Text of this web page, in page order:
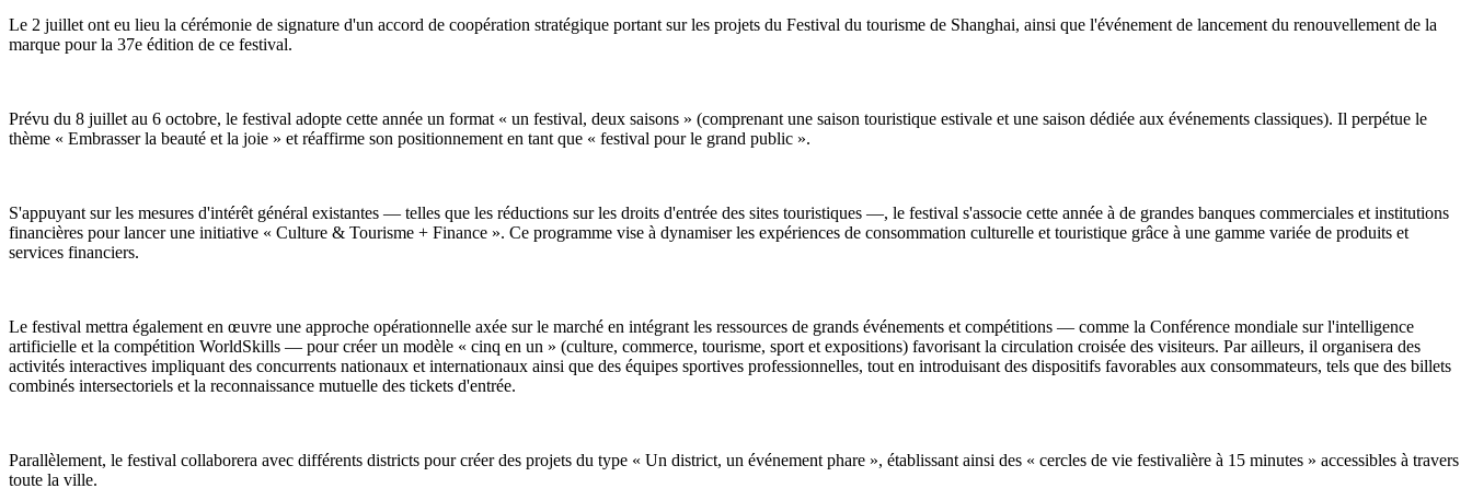
Le 2 juillet ont eu lieu la cérémonie de signature d'un accord de coopération stratégique portant sur les projets du Festival du tourisme de Shanghai, ainsi que l'événement de lancement du renouvellement de la
marque pour la 37e édition de ce festival.
Prévu du 8 juillet au 6 octobre, le festival adopte cette année un format « un festival, deux saisons » (comprenant une saison touristique estivale et une saison dédiée aux événements classiques). Il perpétue le
thème « Embrasser la beauté et la joie » et réaffirme son positionnement en tant que « festival pour le grand public ».
S'appuyant sur les mesures d'intérêt général existantes — telles que les réductions sur les droits d'entrée des sites touristiques —, le festival s'associe cette année à de grandes banques commerciales et institutions
financières pour lancer une initiative « Culture & Tourisme + Finance ». Ce programme vise à dynamiser les expériences de consommation culturelle et touristique grâce à une gamme variée de produits et
services financiers.
Le festival mettra également en œuvre une approche opérationnelle axée sur le marché en intégrant les ressources de grands événements et compétitions — comme la Conférence mondiale sur l'intelligence
artificielle et la compétition WorldSkills — pour créer un modèle « cinq en un » (culture, commerce, tourisme, sport et expositions) favorisant la circulation croisée des visiteurs. Par ailleurs, il organisera des
activités interactives impliquant des concurrents nationaux et internationaux ainsi que des équipes sportives professionnelles, tout en introduisant des dispositifs favorables aux consommateurs, tels que des billets
combinés intersectoriels et la reconnaissance mutuelle des tickets d'entrée.
Parallèlement, le festival collaborera avec différents districts pour créer des projets du type « Un district, un événement phare », établissant ainsi des « cercles de vie festivalière à 15 minutes » accessibles à travers
toute la ville.